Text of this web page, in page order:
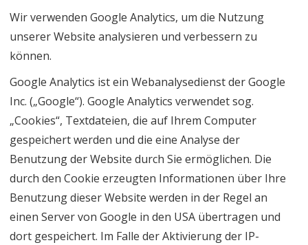
Wir verwenden Google Analytics, um die Nutzung
unserer Website analysieren und verbessern zu
können.
Google Analytics ist ein Webanalysedienst der Google
Inc. („Google“). Google Analytics verwendet sog.
„Cookies“, Textdateien, die auf Ihrem Computer
gespeichert werden und die eine Analyse der
Benutzung der Website durch Sie ermöglichen. Die
durch den Cookie erzeugten Informationen über Ihre
Benutzung dieser Website werden in der Regel an
einen Server von Google in den USA übertragen und
dort gespeichert. Im Falle der Aktivierung der IP-